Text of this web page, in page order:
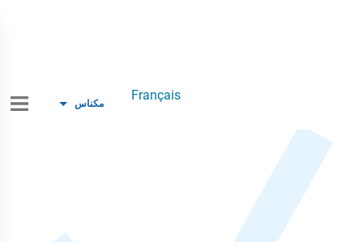
Français
مكناس